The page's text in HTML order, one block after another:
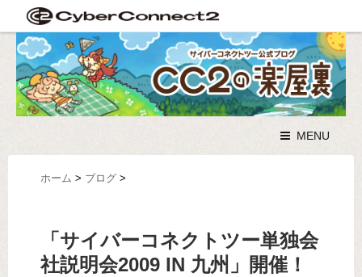
MENU
ホーム > ブログ >
「サイバーコネクトツー単独会
社説明会2009 IN 九州」開催！